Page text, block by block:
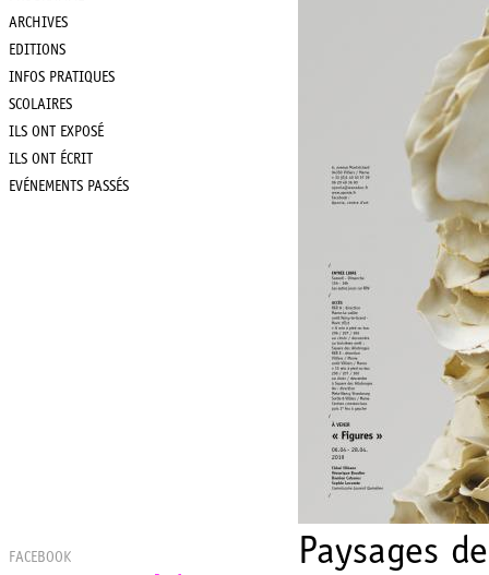
ARCHIVES
EDITIONS
INFOS PRATIQUES
SCOLAIRES
ILS ONT EXPOSÉ
ILS ONT ÉCRIT
EVÉNEMENTS PASSÉS
FACEBOOK Paysages